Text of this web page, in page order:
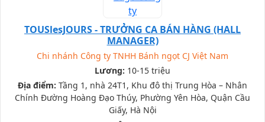
TOUSlesJOURS - TRƯỞNG CA BÁN HÀNG (HALL
MANAGER)
Chi nhánh Công ty TNHH Bánh ngọt CJ Việt Nam
Lương: 10-15 triệu
Địa điểm: Tầng 1, nhà 24T1, Khu đô thị Trung Hòa – Nhân
Chính Đường Hoàng Đạo Thúy, Phường Yên Hòa, Quận Cầu
Giấy, Hà Nội